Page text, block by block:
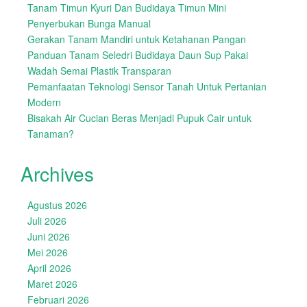
Tanam Timun Kyuri Dan Budidaya Timun Mini
Penyerbukan Bunga Manual
Gerakan Tanam Mandiri untuk Ketahanan Pangan
Panduan Tanam Seledri Budidaya Daun Sup Pakai
Wadah Semai Plastik Transparan
Pemanfaatan Teknologi Sensor Tanah Untuk Pertanian
Modern
Bisakah Air Cucian Beras Menjadi Pupuk Cair untuk
Tanaman?
Archives
Agustus 2026
Juli 2026
Juni 2026
Mei 2026
April 2026
Maret 2026
Februari 2026